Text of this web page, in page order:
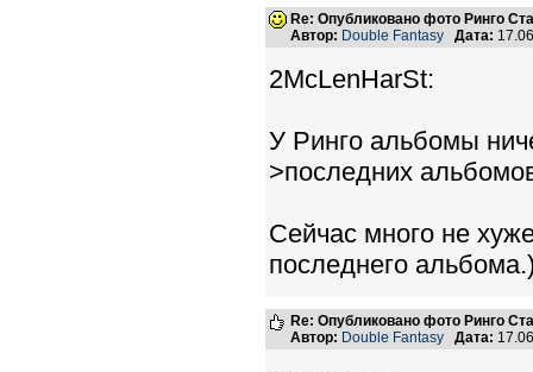
Re: Опубликовано фото Ринго
Автор: Double Fantasy Дата:
2McLenHarSt:
У Ринго альбомы
>последних
Сейчас много не
последнего
Re: Опубликовано фото Ринго
Автор: Double Fantasy Дата: